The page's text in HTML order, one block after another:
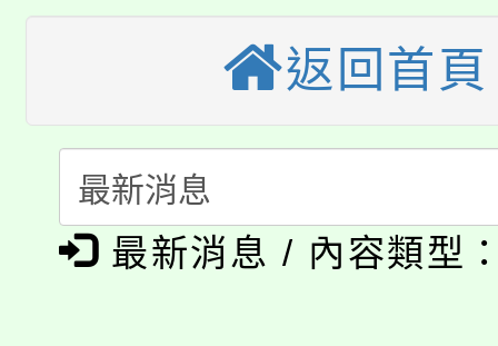
生本土語及新住民語歌
公告本校115學年度第
代理(課)教師甄選結果
公告本校115學年度第
代理(課)教師甄選結果(
轉知中國文化大學推廣
《TA101》溝通分析基
程，歡迎學生輔導中心
淨零綠生活教案入校路
會
115年食農教育專業人
返回首頁
最新消息 / 內容類型